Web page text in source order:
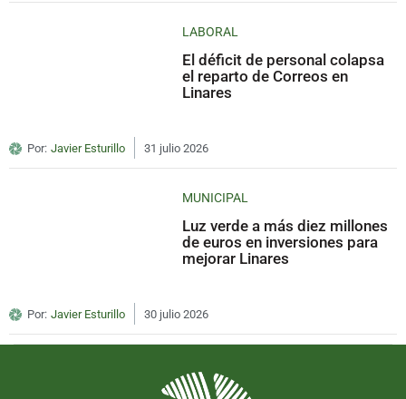
LABORAL
El déficit de personal colapsa
el reparto de Correos en
Linares
Por: Javier Esturillo 31 julio 2026
MUNICIPAL
Luz verde a más diez millones
de euros en inversiones para
mejorar Linares
Por: Javier Esturillo 30 julio 2026